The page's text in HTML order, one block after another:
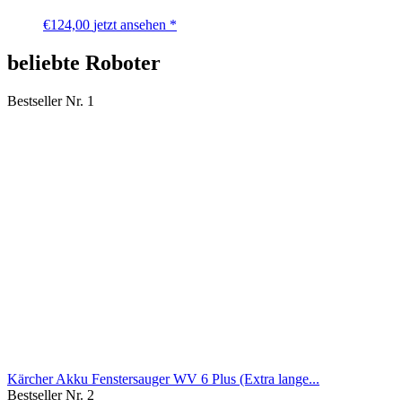
€124,00 jetzt ansehen *
beliebte Roboter
Bestseller Nr. 1
Kärcher Akku Fenstersauger WV 6 Plus (Extra lange...
Bestseller Nr. 2